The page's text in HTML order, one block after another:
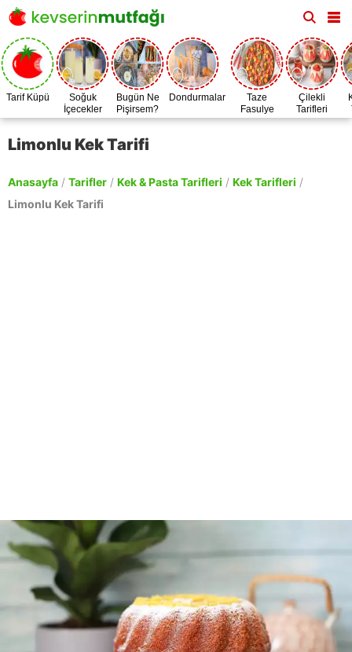
Tarif Küpü
Soğuk
İçecekler
Bugün Ne
Pişirsem?
Dondurmalar
Taze
Fasulye
Zamanı
Çilekli
Tarifleri
Limonlu Kek Tarifi
Anasayfa / Tarifler / Kek & Pasta Tarifleri / Kek Tarifleri /
Limonlu Kek Tarifi